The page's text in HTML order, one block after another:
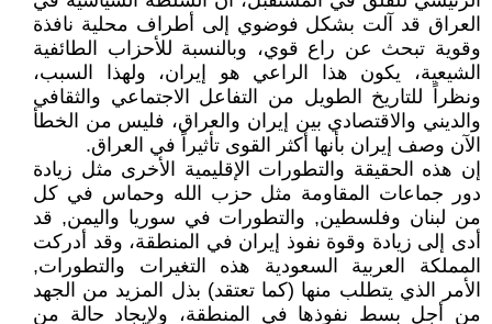
العراق قد آلت بشكل فوضوي إلى أطراف محلية نافذة
وقوية تبحث عن راع قوي، وبالنسبة للأحزاب الطائفية
الشيعية، يكون هذا الراعي هو إيران، ولهذا السبب،
ونظراً للتاريخ الطويل من التفاعل الاجتماعي والثقافي
والديني والاقتصادي بين إيران والعراق، فليس من الخطأ
الآن وصف إيران بأنها أكثر القوى تأثيراً في العراق.
إن هذه الحقيقة والتطورات الإقليمية الأخرى مثل زيادة
دور جماعات المقاومة مثل حزب الله وحماس في كل
من لبنان وفلسطين, والتطورات في سوريا واليمن, قد
أدى إلى زيادة وقوة نفوذ إيران في المنطقة، وقد أدركت
المملكة العربية السعودية هذه التغيرات والتطورات,
الأمر الذي يتطلب منها (كما تعتقد) بذل المزيد من الجهد
من أجل بسط نفوذها في المنطقة، ولإيجاد حالة من